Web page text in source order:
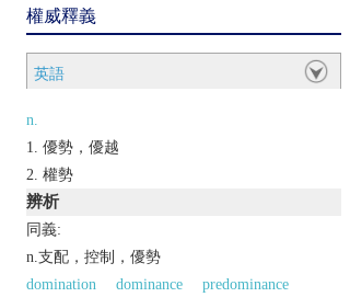
權威釋義
英語
n.
優勢，優越
權勢
辨析
同義:
n.支配，控制，優勢
domination
dominance predominance